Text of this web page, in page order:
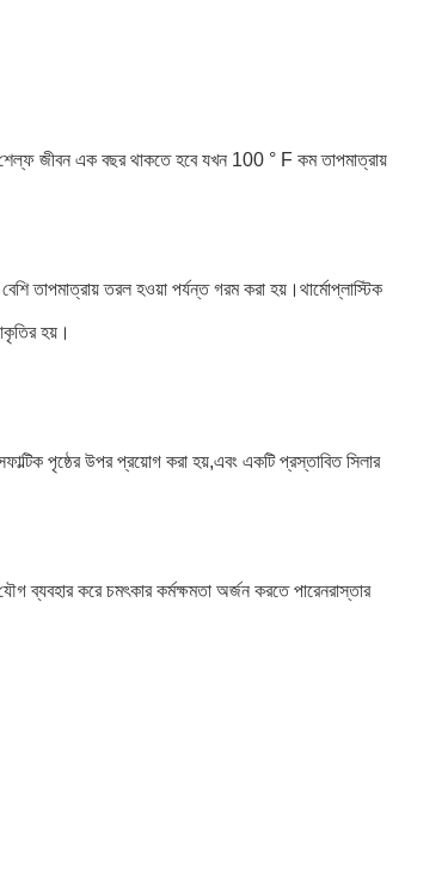
শেল্ফ জীবন এক বছর থাকতে হবে যখন 100 ° F কম তাপমাত্রায়
তাপমাত্রায় তরল হওয়া পর্যন্ত গরম করা হয়।থার্মোপ্লাস্টিক
হয়।
পৃষ্ঠের উপর প্রয়োগ করা হয়,এবং একটি প্রস্তাবিত সিলার
ব্যবহার করে চমৎকার কর্মক্ষমতা অর্জন করতে পারেনরাস্তার